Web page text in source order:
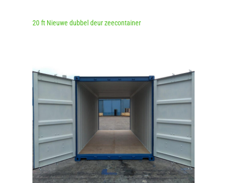
20 ft Nieuwe dubbel deur zeecontainer